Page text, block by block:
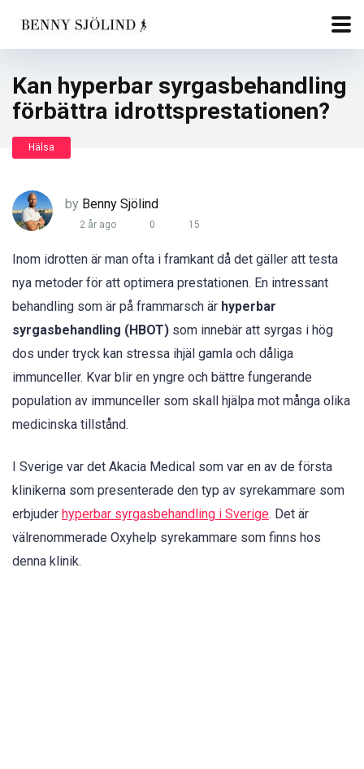
Kan hyperbar syrgasbehandling
förbättra idrottsprestationen?
Hälsa
by Benny Sjölind
2 år ago 0 15
Inom idrotten är man ofta i framkant då det gäller att testa
nya metoder för att optimera prestationen. En intressant
behandling som är på frammarsch är hyperbar
syrgasbehandling (HBOT) som innebär att syrgas i hög
dos under tryck kan stressa ihjäl gamla och dåliga
immunceller. Kvar blir en yngre och bättre fungerande
population av immunceller som skall hjälpa mot många olika
medicinska tillstånd.
I Sverige var det Akacia Medical som var en av de första
klinikerna som presenterade den typ av syrekammare som
erbjuder hyperbar syrgasbehandling i Sverige. Det är
välrenommerade Oxyhelp syrekammare som finns hos
denna klinik.